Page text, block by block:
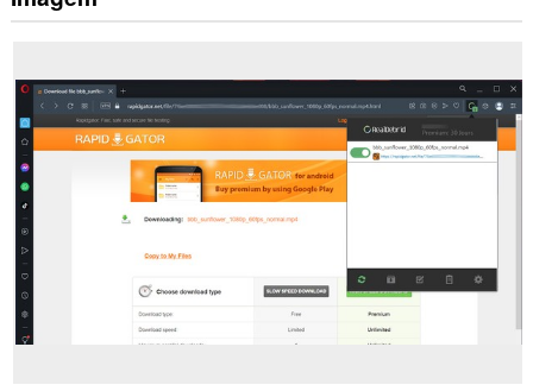
extensão
seus
dados
em
todos
os
sítios.
This
extension
can
write
data
into
the